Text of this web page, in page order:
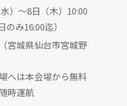
）～8日（木）10:00
のみ16:00迄）
宮城県仙台市宮城野
へは本会場から無料
時運航